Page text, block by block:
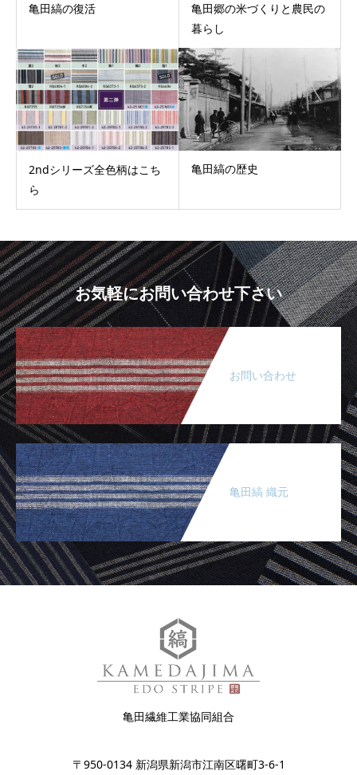
亀田縞の復活
亀田郷の米づくりと農民の
暮らし
2ndシリーズ全色柄はこち
ら
亀田縞の歴史
お気軽にお問い合わせ下さい
お問い合わせ
亀田縞 織元
亀田繊維工業協同組合
〒950-0134 新潟県新潟市江南区曙町3-6-1